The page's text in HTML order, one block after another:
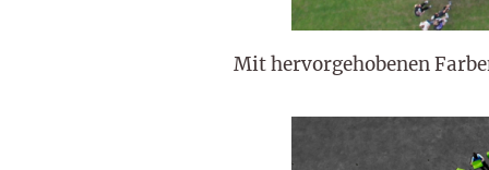
Mit hervorgehobenen